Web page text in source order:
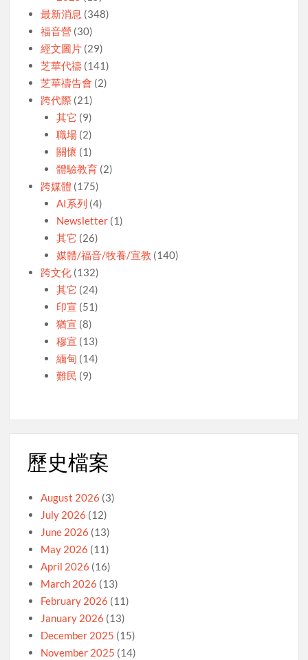
最新消息 (348)
福音營 (30)
經文圖片 (29)
芝華代禱 (141)
芝華禱告會 (2)
跨代際 (21)
其它 (9)
職場(2)
關懷 (1)
體驗教育(2)
跨媒體 (175)
AI系列 (4)
Newsletter(1)
其它 (26)
媒體/福音/牧養/宣教 (140)
跨文化 (132)
其它 (24)
印宣 (51)
猶宣 (8)
穆宣 (13)
緬甸 (14)
難民 (9)
歷史檔案
August 2026 (3)
July 2026 (12)
June 2026 (13)
May 2026 (11)
April 2026 (16)
March 2026 (13)
February 2026 (11)
January 2026 (13)
December 2025 (15)
November 2025 (14)